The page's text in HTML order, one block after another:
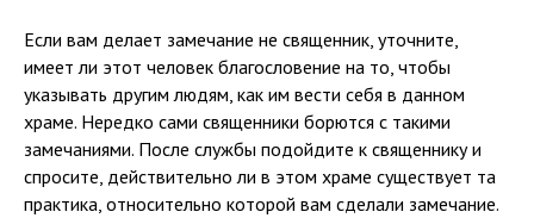
Если вам делает замечание не священник, уточните,
имеет ли этот человек благословение на то, чтобы
указывать другим людям, как им вести себя в данном
храме. Нередко сами священники борются с такими
замечаниями. После службы подойдите к священнику и
спросите, действительно ли в этом храме существует та
практика, относительно которой вам сделали замечание.